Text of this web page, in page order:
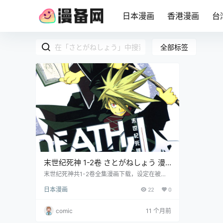
日本漫画 香港漫画 台
全部标签
末世纪死神 1-2卷 さとがねしょう 漫
画百度网盘下载
末世纪死神共1-2卷全集漫画下载，设定在被魔
降，任务是保护人类，消灭魂噬虫并找到地底怪
日本漫画 22 0
comic 11 个月前